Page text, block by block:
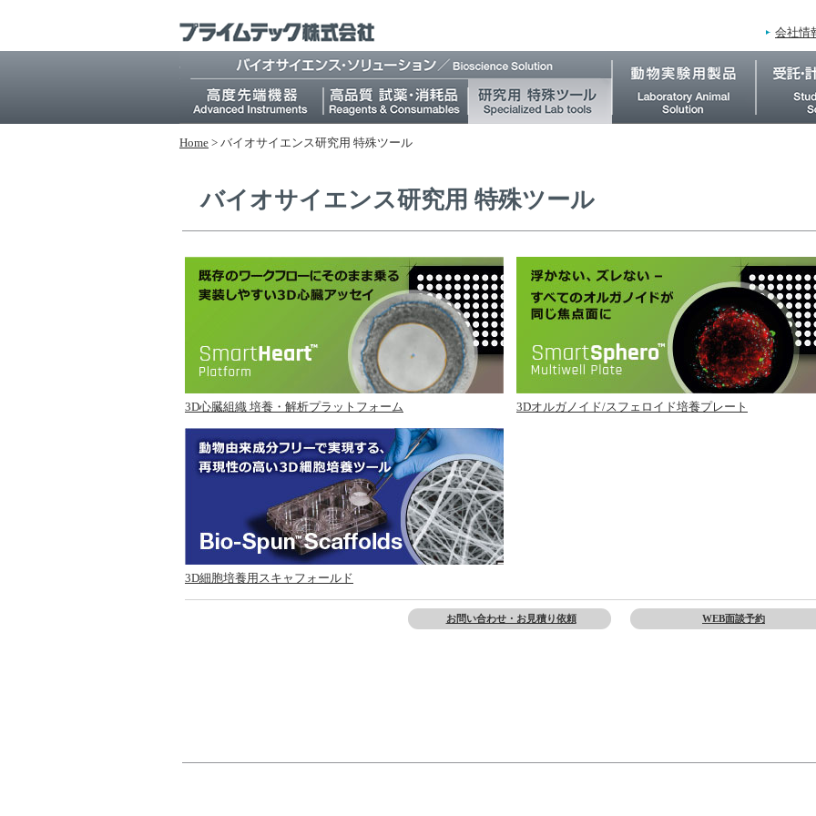
会社情
Home > バイオサイエンス研究⽤ 特殊ツール
バイオサイエンス研究⽤ 特殊ツール
3D心臓組織 培養・解析プラットフォーム 3Dオルガノイド/スフェロイド培養プレート
3D細胞培養用スキャフォールド
お問い合わせ・お見積り依頼 WEB面談予約